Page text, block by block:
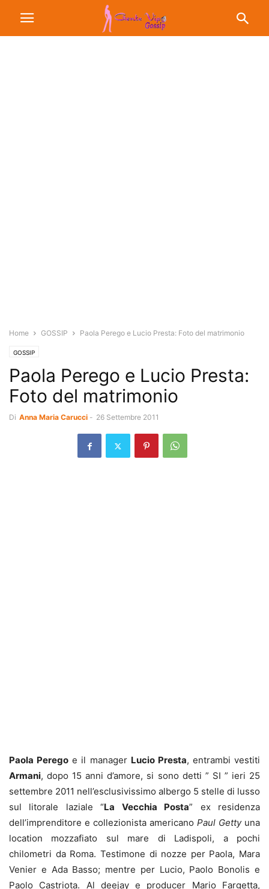
Home GOSSIP Paola Perego e Lucio Presta: Foto del matrimonio
GOSSIP
Paola Perego e Lucio Presta:
Foto del matrimonio
Di Anna Maria Carucci - 26 Settembre 2011
Paola Perego e il manager Lucio Presta, entrambi vestiti
Armani, dopo 15 anni d’amore, si sono detti ” SI ” ieri 25
settembre 2011 nell’esclusivissimo albergo 5 stelle di lusso
sul litorale laziale “La Vecchia Posta” ex residenza
dell’imprenditore e collezionista americano Paul Gettyuna
location mozzafiato sul mare di Ladispoli, a pochi
chilometri da Roma. Testimone di nozze per Paola, Mara
Venier e Ada Basso; mentre per Lucio, Paolo Bonolis e
Paolo Castriota. Al deejay e producer Mario Fargetta,